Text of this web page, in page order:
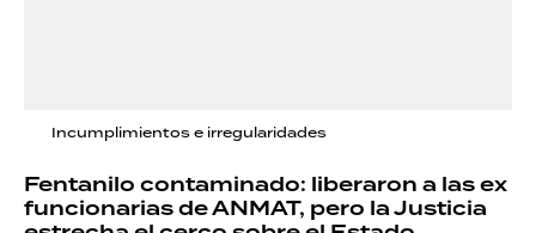
Incumplimientos e irregularidades
Fentanilo contaminado: liberaron a las ex
funcionarias de ANMAT, pero la Justicia